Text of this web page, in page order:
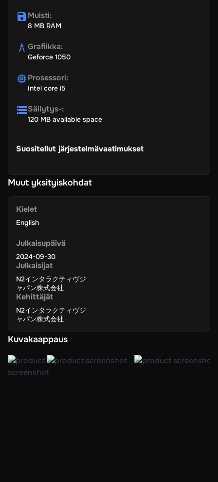
Muisti:
8 MB RAM
Grafiikka:
Geforce 1050
Prosessori:
Intel core i5
Säilytys-:
120 MB available space
Suositellut järjestelmävaatimukset
Muut yksityiskohdat
Julkaisupäivä
2024-09-30
Julkaisijat
N2インタラクティヴジ
ャパン株式会社
Kehittäjät
N2インタラクティヴジ
ャパン株式会社
Kielet
English
Kuvakaappaus